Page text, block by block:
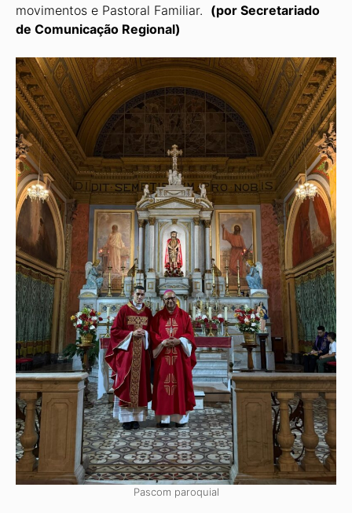
movimentos e Pastoral Familiar. (por Secretariado
de Comunicação Regional)
Pascom paroquial